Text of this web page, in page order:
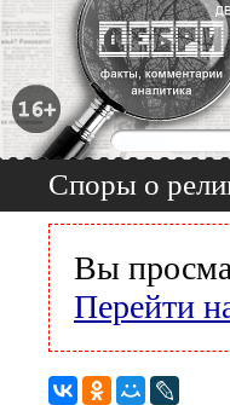
Споры о
Вы
Перейти